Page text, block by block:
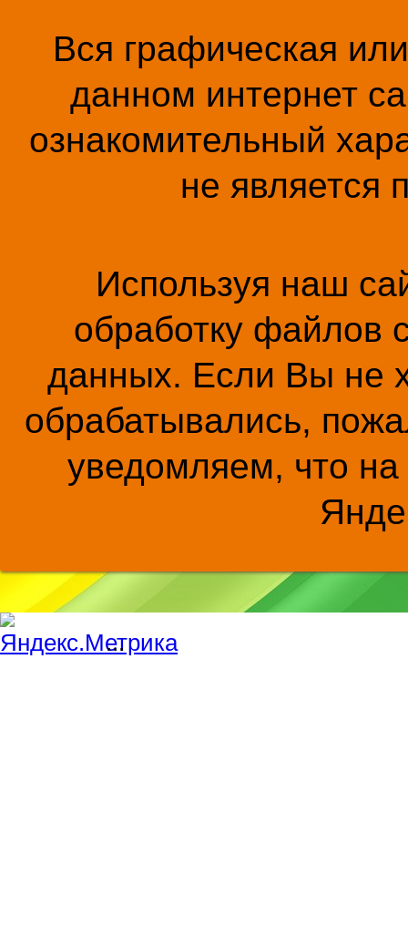
Вся графическая
данном интернет
ознакомительный
не является
Используя наш
обработку файлов
данных. Если Вы не
обрабатывались,
уведомляем, что на
...